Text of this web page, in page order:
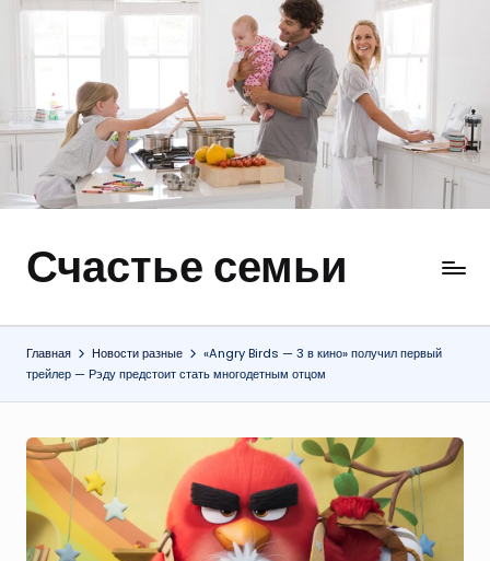
содержимому
Счастье семьи
Быт,
отношения
Главная Новости разные
«Angry Birds — 3 в кино» получил первый
трейлер — Рэду предстоит стать многодетным отцом